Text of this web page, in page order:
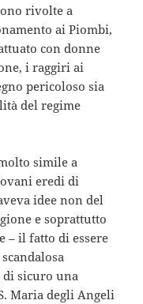
rivolte a
ai Piombi,
con donne
i raggiri ai
pericoloso sia
del regime
simile a
eredi di
idee non del
e soprattutto
– il fatto di essere
di sicuro una
Maria degli Angeli